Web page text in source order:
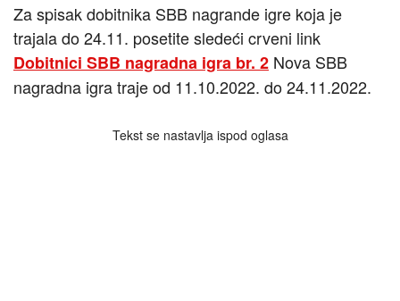
Za spisak dobitnika SBB nagrande igre koja je
trajala do 24.11. posetite sledeći crveni link
Dobitnici SBB nagradna igra br. 2 Nova SBB
nagradna igra traje od 11.10.2022. do 24.11.2022.
Tekst se nastavlja ispod oglasa